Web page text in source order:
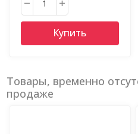
Купить
Товары, временно
продаже